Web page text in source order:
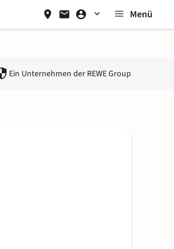
Menü
Ein Unternehmen der REWE Group